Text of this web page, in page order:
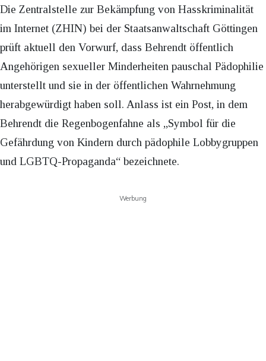
Die Zentralstelle zur Bekämpfung von Hasskriminalität
im Internet (ZHIN) bei der Staatsanwaltschaft Göttingen
prüft aktuell den Vorwurf, dass Behrendt öffentlich
Angehörigen sexueller Minderheiten pauschal Pädophilie
unterstellt und sie in der öffentlichen Wahrnehmung
herabgewürdigt haben soll. Anlass ist ein Post, in dem
Behrendt die Regenbogenfahne als „Symbol für die
Gefährdung von Kindern durch pädophile Lobbygruppen
und LGBTQ-Propaganda“ bezeichnete.
Werbung